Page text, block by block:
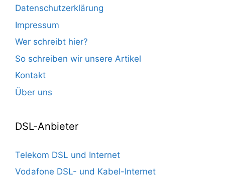
Datenschutzerklärung
Impressum
Wer schreibt hier?
So schreiben wir unsere Artikel
Kontakt
Über uns
DSL-Anbieter
Telekom DSL und Internet
Vodafone DSL- und Kabel-Internet